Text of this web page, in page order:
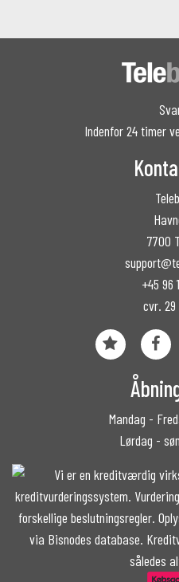
Indenfor 24 timer
7700
+45 96
cvr. 29
Mandag -
Lørdag -